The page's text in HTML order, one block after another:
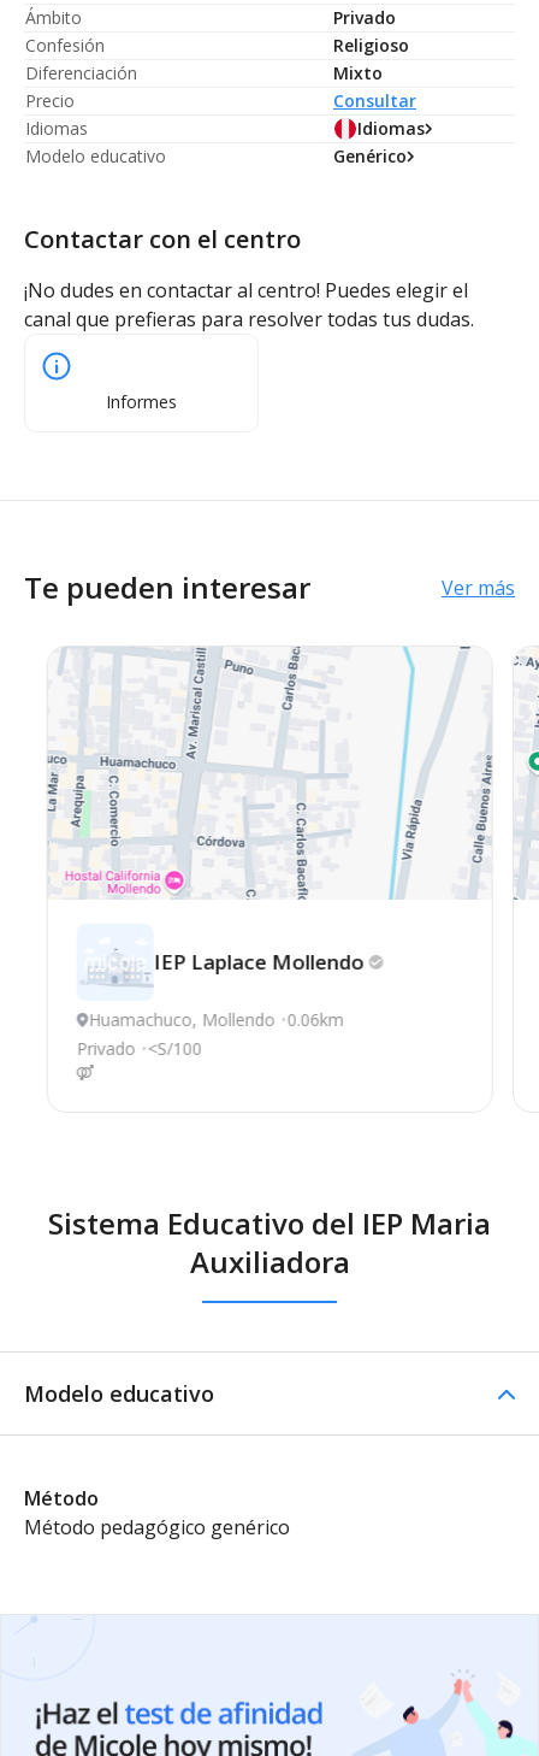
Ámbito
Privado
Confesión
Religioso
Diferenciación
Mixto
Precio
Consultar
Idiomas
Idiomas
Modelo educativo
Genérico
Contactar con el centro
¡No dudes en contactar al centro! Puedes elegir el
canal que prefieras para resolver todas tus dudas.
Informes
Te pueden interesar Ver más
IEP Laplace Mollendo
Huamachuco, Mollendo 0.06km
Privado <S/100
Sistema Educativo del IEP Maria
Auxiliadora
Modelo educativo
Método
Método pedagógico genérico